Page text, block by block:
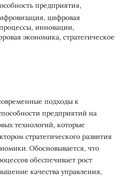
предприятия,
цифровая
инновации,
экономика, стратегическое
подходы к
предприятий на
технологий, которые
стратегического развития
Обосновывается, что
обеспечивает рост
качества управления,